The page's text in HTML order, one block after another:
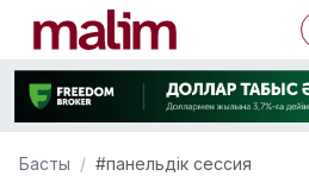
Басты #панельдік сессия